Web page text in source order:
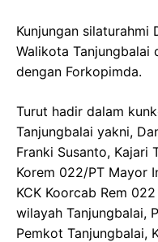
Kunjungan silaturahmi
Walikota Tanjungbalai
dengan Forkopimda.
Turut hadir dalam
Tanjungbalai yakni,
Franki Susanto, Kajari
Korem 022/PT Mayor
KCK Koorcab Rem
wilayah Tanjungbalai,
Pemkot Tanjungbalai,